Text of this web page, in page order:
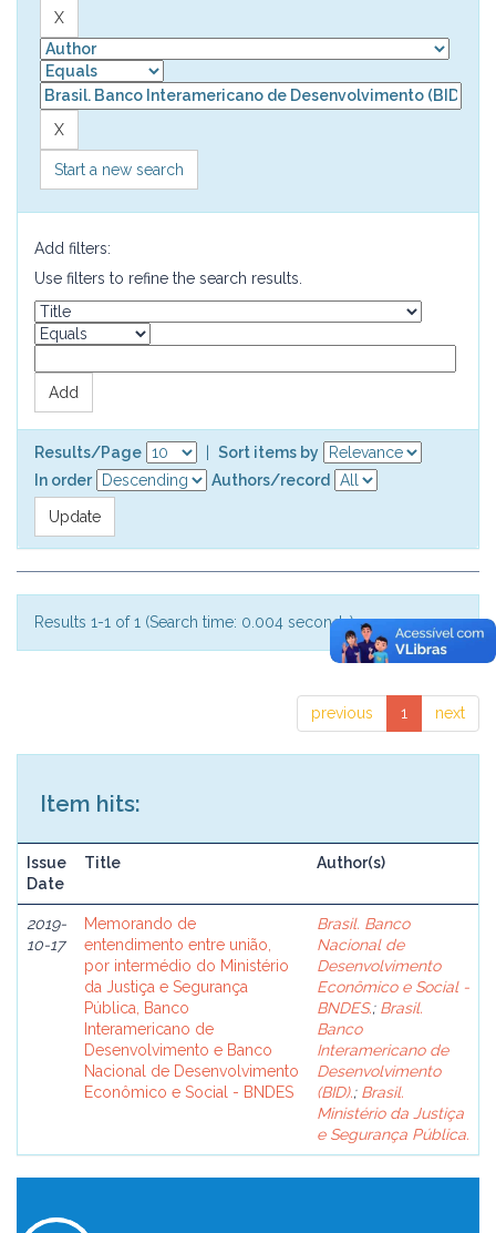
Start a new search
Add filters:
Use filters to refine the search results.
Results/Page
Sort items by
In order
Authors/record
Results 1-1 of 1 (Search time: 0.004 seconds).
previous 1 next
Item hits:
Issue
Date
Title Author(s)
2019-
10-17
Memorando de
entendimento entre união,
por intermédio do Ministério
da Justiça e Segurança
Pública, Banco
Interamericano de
Desenvolvimento e Banco
Nacional de Desenvolvimento
Econômico e Social - BNDES
Brasil. Banco
Nacional de
Desenvolvimento
Econômico e Social -
BNDES.; Brasil.
Banco
Interamericano de
Desenvolvimento
(BID).; Brasil.
Ministério da Justiça
e Segurança Pública.